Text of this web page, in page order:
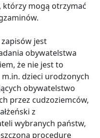
którzy mogą otrzymać
jest
obywatelstwa
że nie jest to
m.in. dzieci urodzonych
obywatelstwo
przez cudzoziemców,
z
wybranych państw,
procedurę